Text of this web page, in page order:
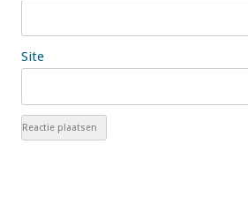
Site